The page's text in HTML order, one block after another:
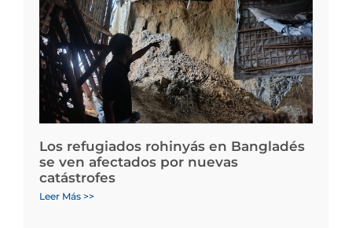
Los refugiados rohinyás en Bangladés
se ven afectados por nuevas
catástrofes
Leer Más >>